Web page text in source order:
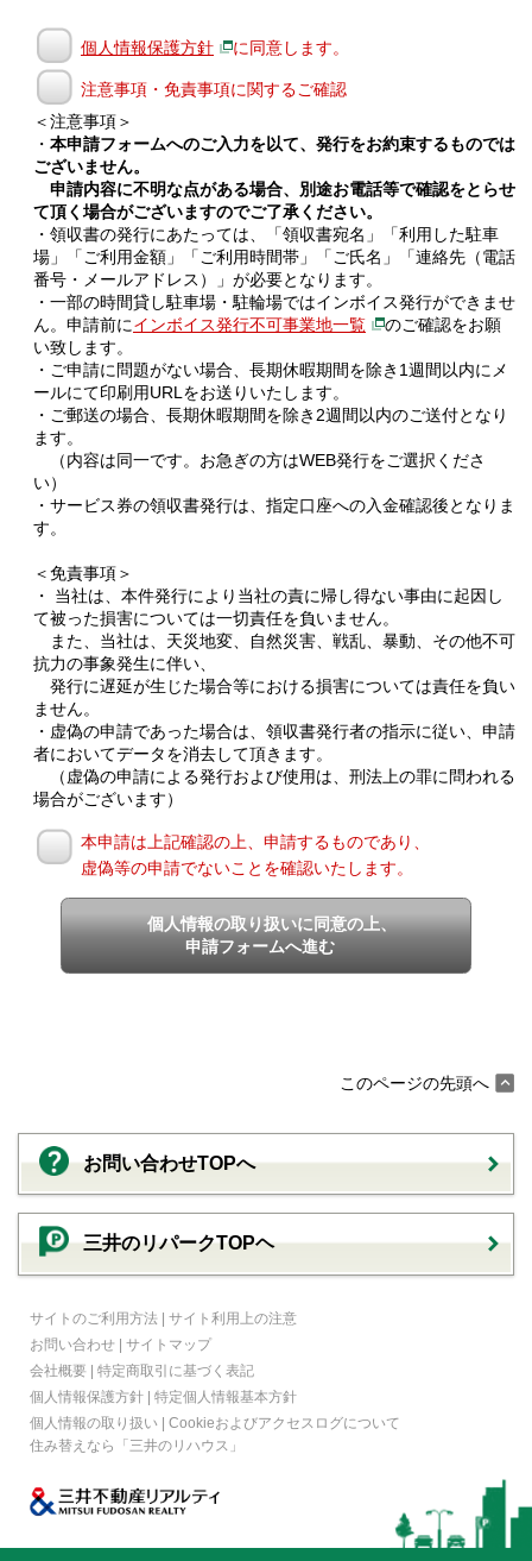
個人情報保護方針 に同意します。
注意事項・免責事項に関するご確認
＜注意事項＞
・ 本申請フォームへのご入力を以て、発行をお約束するものでは
ございません。
申請内容に不明な点がある場合、別途お電話等で確認をとらせ
て頂く場合がございますのでご了承ください。
・領収書の発行にあたっては、「領収書宛名」「利用した駐車
場」「ご利用金額」「ご利用時間帯」「ご氏名」「連絡先（電話
番号・メールアドレス）」が必要となります。
・一部の時間貸し駐車場・駐輪場ではインボイス発行ができませ
ん。申請前にインボイス発行不可事業地一覧
のご確認をお願
い致します。
・ご申請に問題がない場合、長期休暇期間を除き1週間以内にメ
ールにて印刷用URLをお送りいたします。
・ご郵送の場合、長期休暇期間を除き2週間以内のご送付となり
ます。
（内容は同一です。お急ぎの方はWEB発行をご選択くださ
い）
・サービス券の領収書発行は、指定口座への入金確認後となりま
す。
＜免責事項＞
・ 当社は、本件発行により当社の責に帰し得ない事由に起因し
て被った損害については一切責任を負いません。
また、当社は、天災地変、自然災害、戦乱、暴動、その他不可
抗力の事象発生に伴い、
発行に遅延が生じた場合等における損害については責任を負い
ません。
・虚偽の申請であった場合は、領収書発行者の指示に従い、申請
者においてデータを消去して頂きます。
（虚偽の申請による発行および使用は、刑法上の罪に問われる
場合がございます）
本申請は上記確認の上、申請するものであり、
虚偽等の申請でないことを確認いたします。
個人情報の取り扱いに同意の上、
申請フォームへ進む
このページの先頭へ
お問い合わせTOPへ
三井のリパークTOPヘ
サイトのご利用方法 | サイト利用上の注意
お問い合わせ | サイトマップ
会社概要 | 特定商取引に基づく表記
個人情報保護方針 | 特定個人情報基本方針
個人情報の取り扱い | Cookieおよびアクセスログについて
住み替えなら
「三井のリハウス」